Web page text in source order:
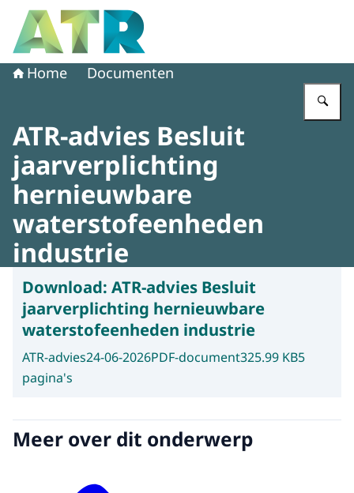
Naar de homepage van Adviescollege toetsing regeldruk
Home Documenten
ATR-advies Besluit
jaarverplichting
hernieuwbare
waterstofeenheden
industrie
Download: ATR-advies Besluit
jaarverplichting hernieuwbare
waterstofeenheden industrie
ATR-advies24-06-2026PDF-document325.99 KB5
pagina's
Meer over dit onderwerp